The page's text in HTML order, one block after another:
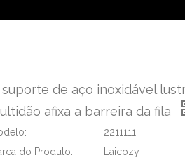
suporte de aço inoxidável
afixa a barreira da fila
2211111
do Produto:
Laicozy